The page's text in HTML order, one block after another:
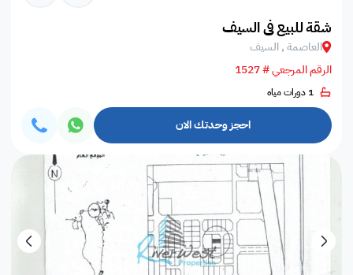
شقة للبيع في السيف
العاصمة , السيف
الرقم المرجعي # 1527
1 دورات مياه
احجز وحدتك الان